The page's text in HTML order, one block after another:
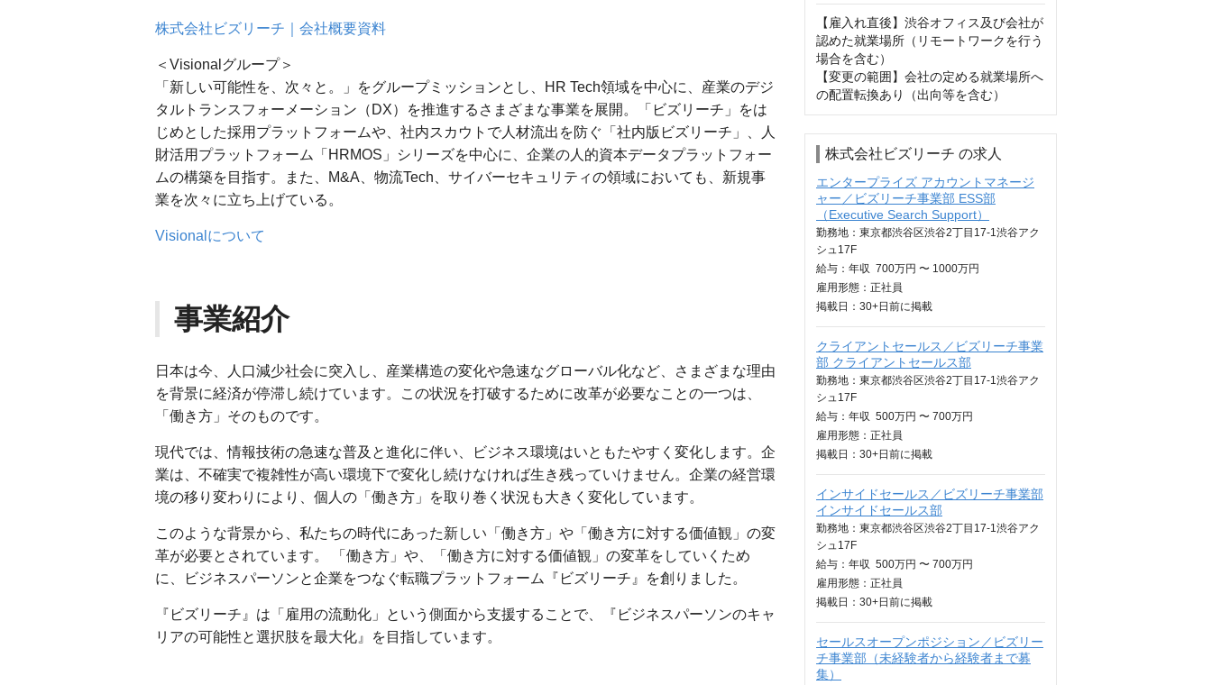
株式会社ビズリーチ｜会社概要資料
＜Visionalグループ＞
「新しい可能性を、次々と。」をグループミッションとし、HR Tech領域を中心に、産業のデジ
タルトランスフォーメーション（DX）を推進するさまざまな事業を展開。「ビズリーチ」をは
じめとした採用プラットフォームや、社内スカウトで人材流出を防ぐ「社内版ビズリーチ」、人
財活用プラットフォーム「HRMOS」シリーズを中心に、企業の人的資本データプラットフォー
ムの構築を目指す。また、M&A、物流Tech、サイバーセキュリティの領域においても、新規事
業を次々に立ち上げている。
Visionalについて
事業紹介
日本は今、人口減少社会に突入し、産業構造の変化や急速なグローバル化など、さまざまな理由
を背景に経済が停滞し続けています。この状況を打破するために改革が必要なことの一つは、
「働き方」そのものです。
現代では、情報技術の急速な普及と進化に伴い、ビジネス環境はいともたやすく変化します。企
業は、不確実で複雑性が高い環境下で変化し続けなければ生き残っていけません。企業の経営環
境の移り変わりにより、個人の「働き方」を取り巻く状況も大きく変化しています。
このような背景から、私たちの時代にあった新しい「働き方」や「働き方に対する価値観」の変
革が必要とされています。 「働き方」や、「働き方に対する価値観」の変革をしていくため
に、ビジネスパーソンと企業をつなぐ転職プラットフォーム『ビズリーチ』を創りました。
『ビズリーチ』は「雇用の流動化」という側面から支援することで、『ビジネスパーソンのキャ
リアの可能性と選択肢を最大化』を目指しています。
【雇入れ直後】渋谷オフィス及び会社が
認めた就業場所（リモートワークを行う
場合を含む）
【変更の範囲】会社の定める就業場所へ
の配置転換あり（出向等を含む）
株式会社ビズリーチ の求人
エンタープライズ アカウントマネージ
ャー／ビズリーチ事業部 ESS部
（Executive Search Support）
勤務地：東京都渋谷区渋谷2丁目17-1渋谷アク
シュ17F
給与： 年収 700万円 〜 1000万円
雇用形態：正社員
掲載日： 30+日 前に掲載
クライアントセールス／ビズリーチ事業
部 クライアントセールス部
勤務地：東京都渋谷区渋谷2丁目17-1渋谷アク
シュ17F
給与： 年収 500万円 〜 700万円
雇用形態：正社員
掲載日： 30+日 前に掲載
インサイドセールス／ビズリーチ事業部
インサイドセールス部
勤務地：東京都渋谷区渋谷2丁目17-1渋谷アク
シュ17F
給与： 年収 500万円 〜 700万円
雇用形態：正社員
掲載日： 30+日 前に掲載
セールスオープンポジション／ビズリー
チ事業部（未経験者から経験者まで募
集）